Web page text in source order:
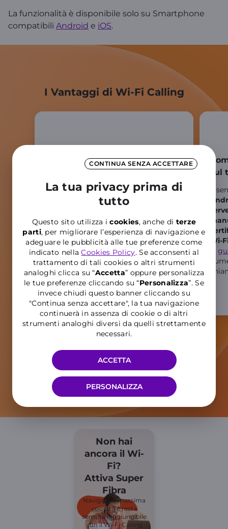
CONTINUA SENZA ACCETTARE
La tua privacy prima di
tutto
Questo sito utilizza icookies, anche di terze
parti, per migliorare l’esperienza di navigazione e
adeguare le pubblicità alle tue preferenze come
indicato nellaCookies Policy. Se acconsenti al
trattamento di tali cookies o altri strumenti
analoghi clicca su “Accetta” oppure personalizza
le tue preferenze cliccando su “Personalizza”. Se
invece chiudi questo banner cliccando su
"Continua senza accettare", la tua navigazione
continuerà in assenza di cookie o di altri
strumenti analoghi diversi da quelli strettamente
necessari.
PERSONALIZZA
ACCETTA
La funzionalità è disponibile solo su Smartphone
compatibili Android e iOS.
I Vantaggi di Wi-Fi Calling
Hai problemi di segnale in
Con ilWi-Fi Callingpuoi chiamare
rete mobile non arriva
edifici con mura spesse. Basta una
connessione Wi-Fiper restare sempre
raggiungibile. Il servizio è disponibile
sututto il territorio nazionalee
funziona allestesse condizioni della
tua offertamobile.
È
Wi-
Disponibile anche per i Clienti Professionisti con Partita
Iva.
Non hai
ancora il Wi-
Fi?
Attiva Super
Fibra
Naviga alla massima
velocità e resta
sempre raggiungibile
con il Wi-Fi Calling